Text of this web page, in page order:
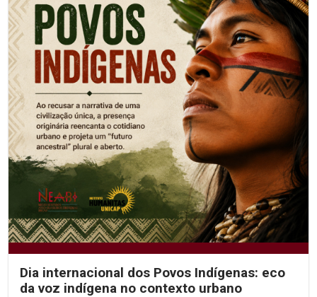
Dia internacional dos Povos Indígenas: eco
da voz indígena no contexto urbano